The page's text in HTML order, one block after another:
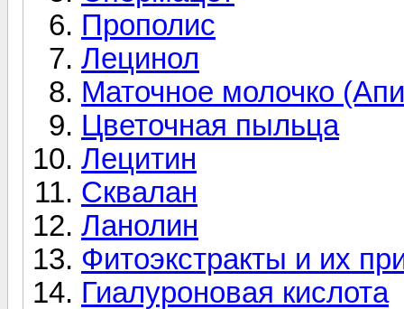
Прополис
Лецинол
Маточное молочко
Цветочная пыльца
Лецитин
Сквалан
Ланолин
Фитоэкстракты и их
Гиалуроновая кислота